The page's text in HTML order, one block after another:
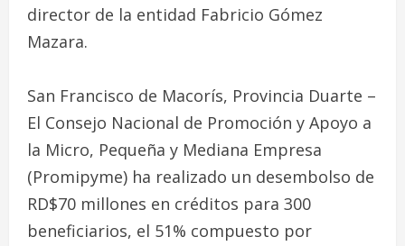
director de la entidad Fabricio Gómez
Mazara.
San Francisco de Macorís, Provincia Duarte –
El Consejo Nacional de Promoción y Apoyo a
la Micro, Pequeña y Mediana Empresa
(Promipyme) ha realizado un desembolso de
RD$70 millones en créditos para 300
beneficiarios, el 51% compuesto por